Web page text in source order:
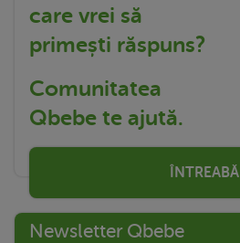
care vrei să
primești răspuns?
Comunitatea
Qbebe te ajută.
ÎNTREABĂ
Newsletter Qbebe